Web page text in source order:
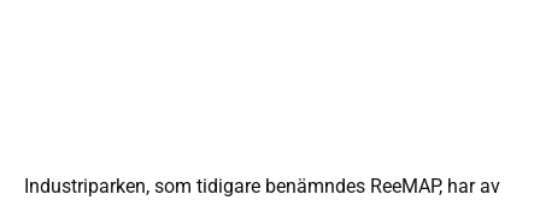
Industriparken, som tidigare benämndes ReeMAP, har av